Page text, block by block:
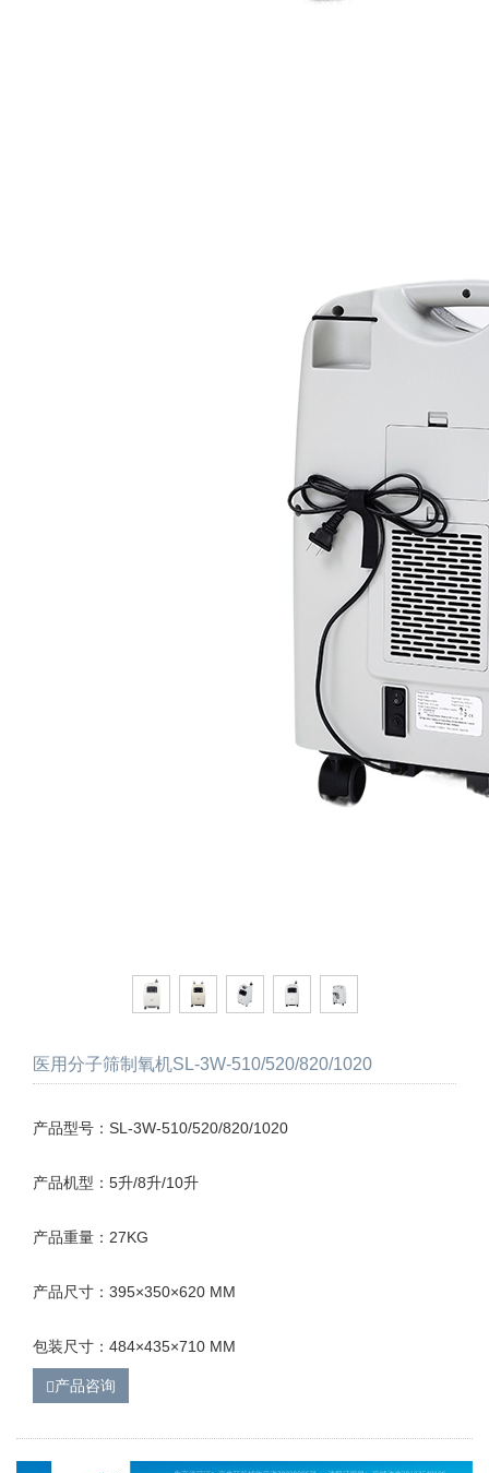
医用分子筛制氧机SL-3W-510/520/820/1020
产品型号：SL-3W-510/520/820/1020
产品机型：5升/8升/10升
产品重量：27KG
产品尺寸：395×350×620 MM
包装尺寸：484×435×710 MM
产品咨询